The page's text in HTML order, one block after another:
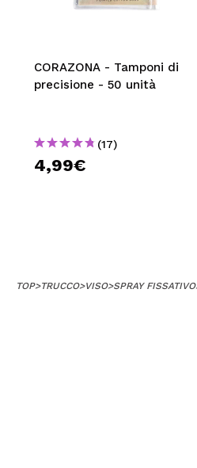
CORAZONA - Tamponi di
precisione - 50 unità
(17)
4,99€
TOP>TRUCCO>VISO>SPRAY FISSATIVO